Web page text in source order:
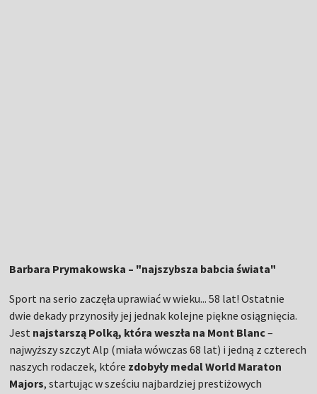
Barbara Prymakowska – "najszybsza babcia świata"
Sport na serio zaczęła uprawiać w wieku... 58 lat! Ostatnie
dwie dekady przynosiły jej jednak kolejne piękne osiągnięcia.
Jest najstarszą Polką, która weszła na Mont Blanc–
najwyższy szczyt Alp (miała wówczas 68 lat) i jedną z czterech
naszych rodaczek, które zdobyły medal World Maraton
Majors, startując w sześciu najbardziej prestiżowych